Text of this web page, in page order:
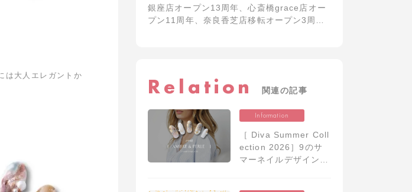
は大人エレガントか
銀座店オープン13周年、心斎橋grace店オー
プン11周年、奈良香芝店移転オープン3周
Relation 関連の記事
Information
［ Diva Summer Coll
ection 2026］9のサ
マーネイルデザイン発